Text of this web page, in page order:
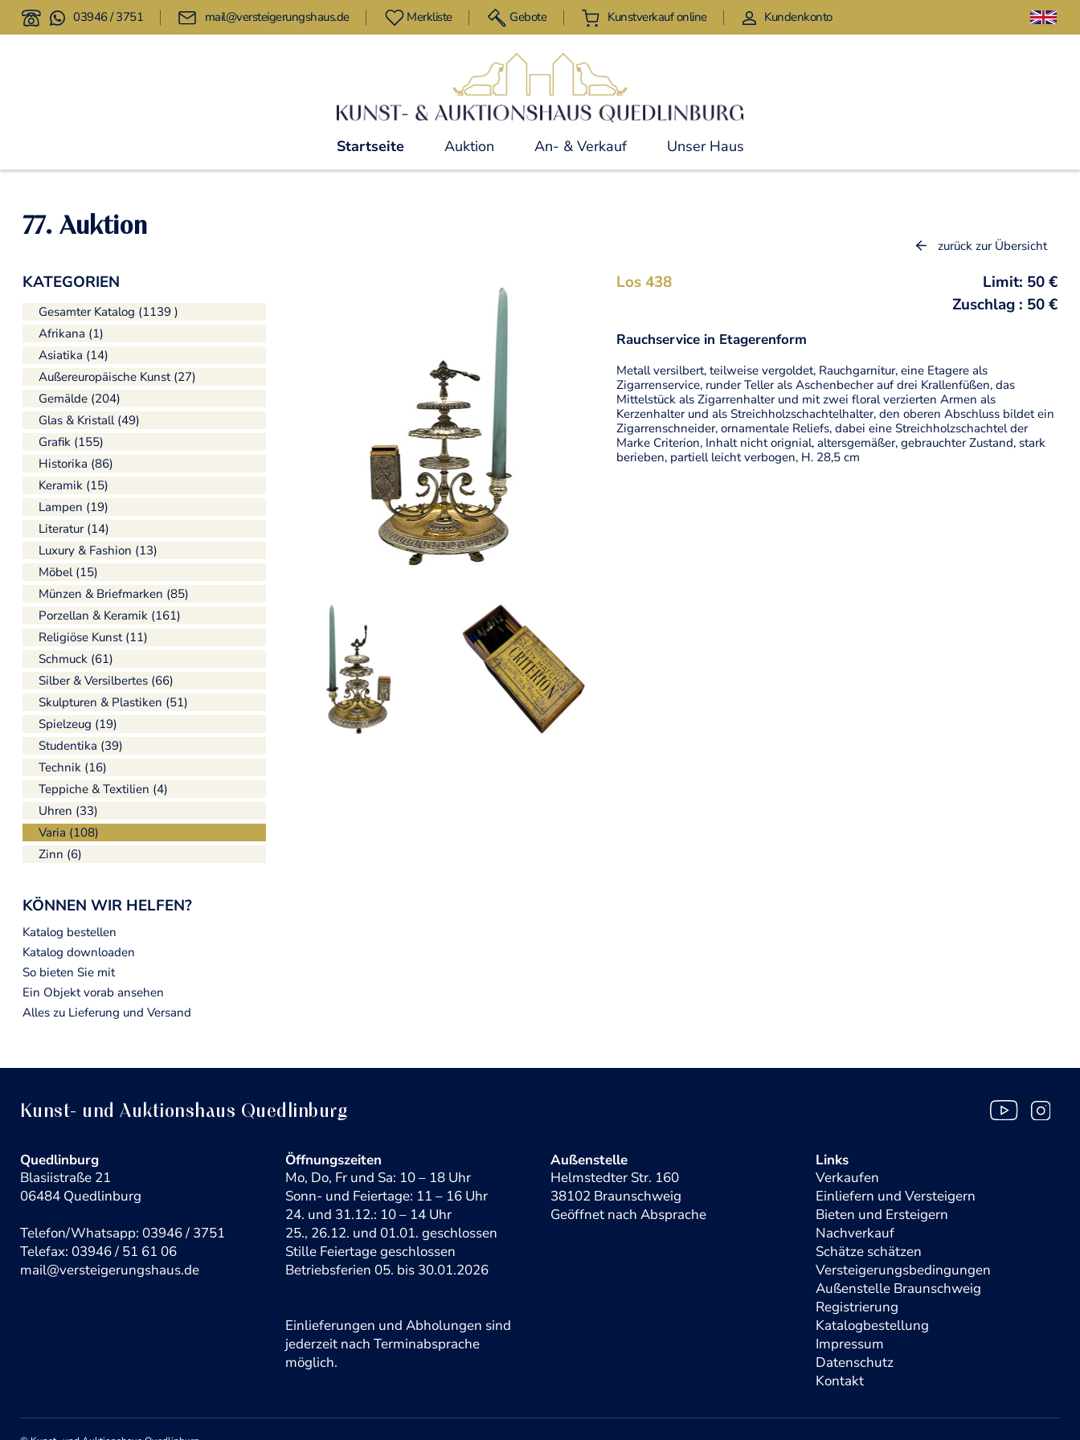
03946 / 3751 mail@versteigerungshaus.de Merkliste Gebote Kunstverkauf online Kundenkonto
Startseite Auktion An- & Verkauf Unser Haus
77. Auktion
KATEGORIEN
Gesamter Katalog (1139 )
Afrikana (1)
Asiatika (14)
Außereuropäische Kunst (27)
Gemälde (204)
Glas & Kristall (49)
Grafik (155)
Historika (86)
Keramik (15)
Lampen (19)
Literatur (14)
Luxury & Fashion (13)
Möbel (15)
Münzen & Briefmarken (85)
Porzellan & Keramik (161)
Religiöse Kunst (11)
Schmuck (61)
Silber & Versilbertes (66)
Skulpturen & Plastiken (51)
Spielzeug (19)
Studentika (39)
Technik (16)
Teppiche & Textilien (4)
Uhren (33)
Varia (108)
Zinn (6)
KÖNNEN WIR HELFEN?
Katalog bestellen
Katalog downloaden
So bieten Sie mit
Ein Objekt vorab ansehen
Alles zu Lieferung und Versand
zurück zur Übersicht
Los 438
Limit: 50 €
Zuschlag : 50 €
Rauchservice in Etagerenform
Metall versilbert, teilweise vergoldet, Rauchgarnitur, eine Etagere als
Zigarrenservice, runder Teller als Aschenbecher auf drei Krallenfüßen, das
Mittelstück als Zigarrenhalter und mit zwei floral verzierten Armen als
Kerzenhalter und als Streichholzschachtelhalter, den oberen Abschluss bildet ein
Zigarrenschneider, ornamentale Reliefs, dabei eine Streichholzschachtel der
Marke Criterion, Inhalt nicht orignial, altersgemäßer, gebrauchter Zustand, stark
berieben, partiell leicht verbogen, H. 28,5 cm
Kunst- und Auktionshaus Quedlinburg
Quedlinburg
Blasiistraße 21
06484 Quedlinburg
Telefon/Whatsapp: 03946 / 3751
Telefax: 03946 / 51 61 06
mail@versteigerungshaus.de
Öffnungszeiten
Mo, Do, Fr und Sa: 10 – 18 Uhr
Sonn- und Feiertage: 11 – 16 Uhr
24. und 31.12.: 10 – 14 Uhr
25., 26.12. und 01.01. geschlossen
Stille Feiertage geschlossen
Betriebsferien 05. bis 30.01.2026
Einlieferungen und Abholungen sind
jederzeit nach Terminabsprache
möglich.
Außenstelle
Helmstedter Str. 160
38102 Braunschweig
Geöffnet nach Absprache
Links
Verkaufen
Einliefern und Versteigern
Bieten und Ersteigern
Nachverkauf
Schätze schätzen
Versteigerungsbedingungen
Außenstelle Braunschweig
Registrierung
Katalogbestellung
Impressum
Datenschutz
Kontakt